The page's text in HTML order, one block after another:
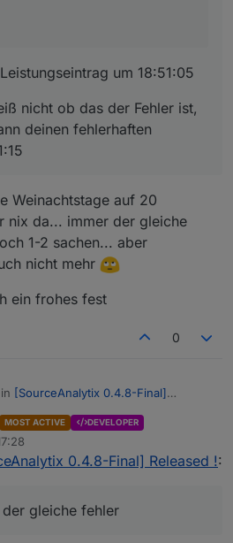
um 18:51:05
nicht ob das der Fehler ist,
deinen fehlerhaften
Weinachtstage auf 20
nix da... immer der gleiche
1-2 sachen... aber
nicht mehr
ein frohes fest
0
[SourceAnalytix 0.4.8-Final]
[SourceAnalytix 0.4.8-Final]
die Weinachtstage auf 20
noch 1-2 sachen... aber solangsam
mehr
noch ein frohes fest
MOST ACTIVE DEVELOPER
0.4.8-Final] Released !:
gleiche fehler